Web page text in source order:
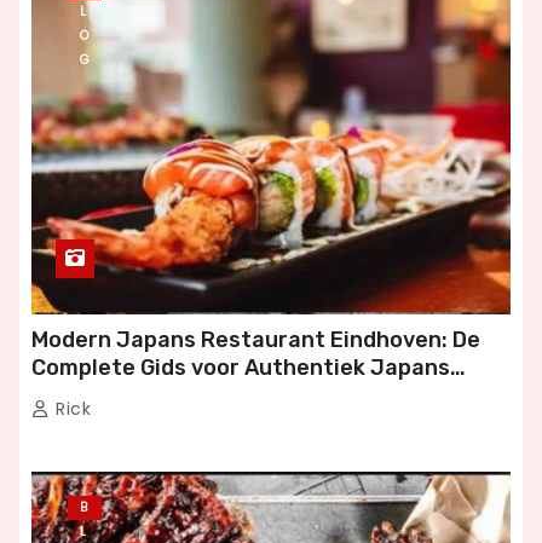
L
O
G
Modern Japans Restaurant Eindhoven: De
Complete Gids voor Authentiek Japans
Dineren
Rick
B
L